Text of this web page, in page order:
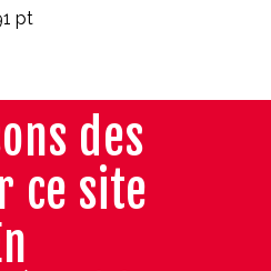
des
ce site